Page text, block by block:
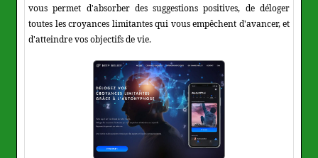
vous permet d'absorber des suggestions positives, de déloger
toutes les croyances limitantes qui vous empêchent d'avancer, et
d'atteindre vos objectifs de vie.